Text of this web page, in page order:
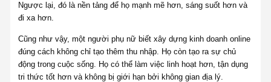
Ngược lại, đó là nền tảng để họ mạnh mẽ hơn, sáng suốt hơn và
đi xa hơn.
Cũng như vậy, một người phụ nữ biết xây dựng kinh doanh online
đúng cách không chỉ tạo thêm thu nhập. Họ còn tạo ra sự chủ
động trong cuộc sống. Họ có thể làm việc linh hoạt hơn, tận dụng
tri thức tốt hơn và không bị giới hạn bởi không gian địa lý.